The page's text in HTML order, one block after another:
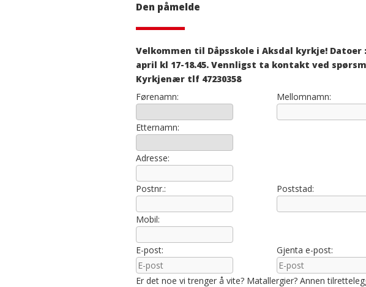
Den påmelde
Velkommen til Dåpsskole i Aksdal kyrkje! Datoer :
april kl 17-18.45. Vennligst ta kontakt ved
Kyrkjenær tlf 47230358
Førenamn:
Mellomnamn:
Etternamn:
Adresse:
Postnr.: Poststad:
Mobil:
E-post: Gjenta e-post:
Er det noe vi trenger å vite? Matallergier? Annen